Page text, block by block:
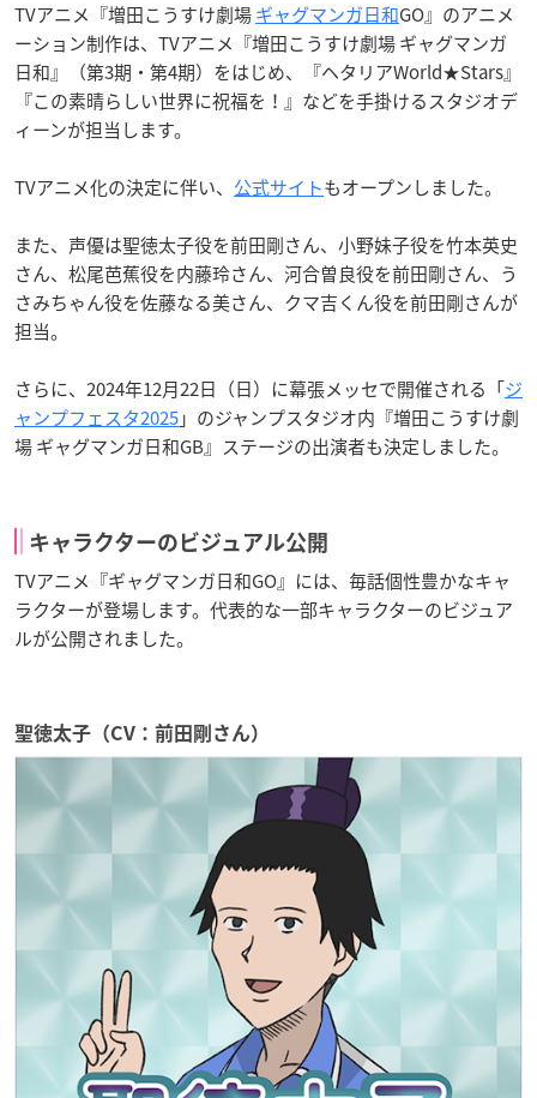
TVアニメ『増田こうすけ劇場ギャグマンガ日和GO』のアニメ
ーション制作は、TVアニメ『増田こうすけ劇場 ギャグマンガ
日和』（第3期・第4期）をはじめ、『ヘタリアWorld★Stars』
『この素晴らしい世界に祝福を！』などを手掛けるスタジオデ
ィーンが担当します。
TVアニメ化の決定に伴い、 公式サイトもオープンしました。
また、声優は聖徳太子役を前田剛さん、小野妹子役を竹本英史
さん、松尾芭蕉役を内藤玲さん、河合曽良役を前田剛さん、う
さみちゃん役を佐藤なる美さん、クマ吉くん役を前田剛さんが
担当。
さらに、2024年12月22日（日）に幕張メッセで開催される「ジ
ャンプフェスタ2025」のジャンプスタジオ内『増田こうすけ劇
場 ギャグマンガ日和GB』ステージの出演者も決定しました。
キャラクターのビジュアル公開
TVアニメ『ギャグマンガ日和GO』には、毎話個性豊かなキャ
ラクターが登場します。代表的な一部キャラクターのビジュア
ルが公開されました。
聖徳太子（CV：前田剛さん）